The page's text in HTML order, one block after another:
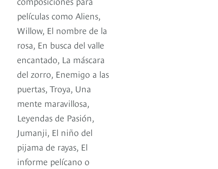
películas como Aliens,
Willow, El nombre de la
rosa, En busca del valle
encantado, La máscara
del zorro, Enemigo a las
puertas, Troya, Una
mente maravillosa,
Leyendas de Pasión,
Jumanji, El niño del
pijama de rayas, El
informe pelícano o